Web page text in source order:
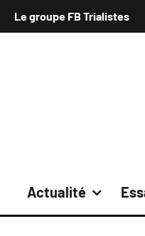
Le groupe FB Trialistes
Actualité